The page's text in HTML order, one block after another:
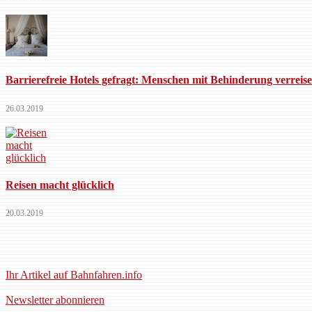
Barrierefreie Hotels gefragt: Menschen mit Behinderung
26.03.2019
Reisen macht glücklich
20.03.2019
Ihr Artikel auf Bahnfahren.info
Newsletter abonnieren